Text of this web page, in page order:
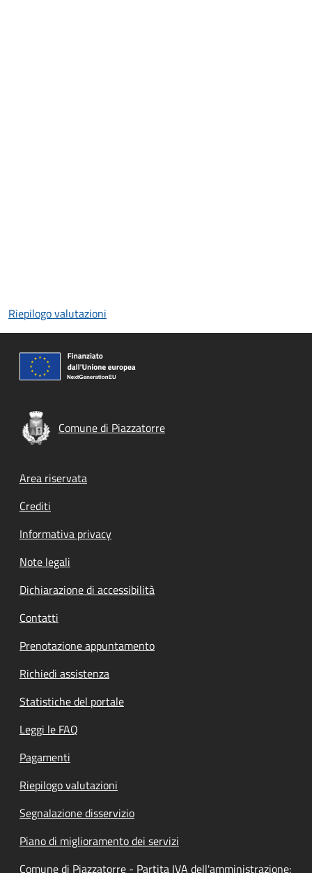
Riepilogo valutazioni
Comune di Piazzatorre
Footer menu
Area riservata
Crediti
Informativa privacy
Note legali
Dichiarazione di accessibilità
Contatti
Prenotazione appuntamento
Richiedi assistenza
Statistiche del portale
Leggi le FAQ
Pagamenti
Riepilogo valutazioni
Segnalazione disservizio
Piano di miglioramento dei servizi
Comune di Piazzatorre - Partita IVA dell'amministrazione: